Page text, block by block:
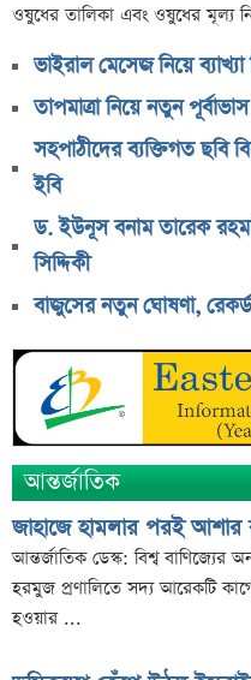
সব সম্পত্তি গৃহপরিচারিকার
অভিনেতা
দুবাইয়ে মাত্র ২০ মিনিটে ৭
জাকারবার্গকে ৩ দিনের
সরকারি ওয়েবসাইটে
উপদেষ্টা
ব্যাংক কর্মকর্তার
নেতার
ভাইরাল ‘৪ দিনের ছুটি’
মন্ত্রণালয়
জাতির উদ্দেশে যা
আগামী ৪ দিনের আবহাওয়া
লোকসান থেকে মুনাফায়
ওষুধের তালিকা এবং ওষুধের মূল্য
ভাইরাল মেসেজ নিয়ে
তাপমাত্রা নিয়ে নতুন
সহপাঠীদের ব্যক্তিগত ছবি
ইবি
ড. ইউনূস বনাম তারেক
সিদ্দিকী
বাজুসের নতুন ঘোষণা,
আন্তর্জাতিক
জাহাজে হামলার পরই আশার
আন্তর্জাতিক ডেস্ক: বিশ্ব বাণিজ্যের
হরমুজ প্রণালিতে সদ্য আরেকটি
হওয়ার ...